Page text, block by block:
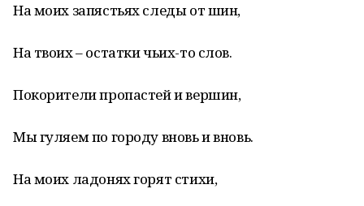
На моих запястьях следы от шин,
На твоих – остатки чьих-то слов.
Покорители пропастей и вершин,
Мы гуляем по городу вновь и вновь.
На моих ладонях горят стихи,